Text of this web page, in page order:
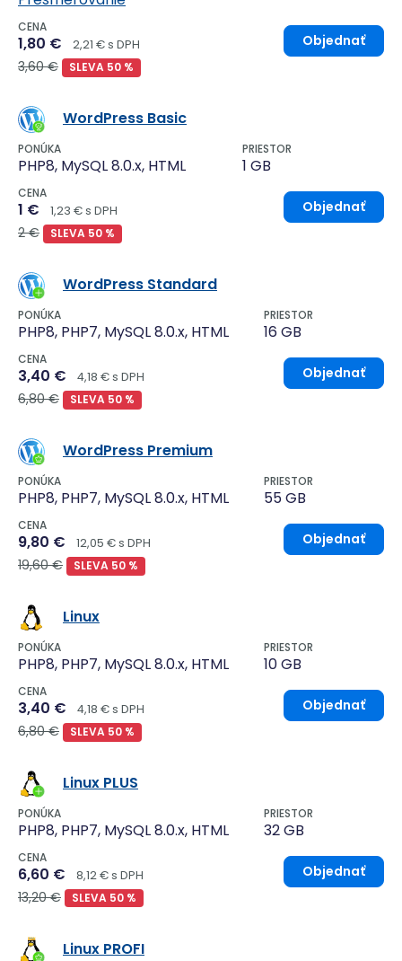
CENA
1,80 € 2,21 € s DPH
3,60 € SLEVA 50 %
Objednať
WordPress Basic
PONÚKA
PHP8, MySQL 8.0.x, HTML
PRIESTOR
1 GB
CENA
1 € 1,23 € s DPH
2 € SLEVA 50 %
Objednať
WordPress Standard
PONÚKA
PHP8, PHP7, MySQL 8.0.x, HTML
PRIESTOR
16 GB
CENA
3,40 € 4,18 € s DPH
6,80 € SLEVA 50 %
Objednať
WordPress Premium
PONÚKA
PHP8, PHP7, MySQL 8.0.x, HTML
PRIESTOR
55 GB
CENA
9,80 € 12,05 € s DPH
19,60 € SLEVA 50 %
Objednať
Linux
PONÚKA
PHP8, PHP7, MySQL 8.0.x, HTML
PRIESTOR
10 GB
CENA
3,40 € 4,18 € s DPH
6,80 € SLEVA 50 %
Objednať
Linux PLUS
PONÚKA
PHP8, PHP7, MySQL 8.0.x, HTML
PRIESTOR
32 GB
CENA
6,60 € 8,12 € s DPH
13,20 € SLEVA 50 %
Objednať
Linux PROFI